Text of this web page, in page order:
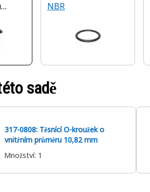
NBR
sadě
317-0808: Těsnící O-kroužek o
vnitřním průměru 10,82 mm
Množství: 1